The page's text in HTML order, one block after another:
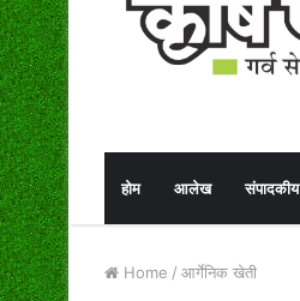
होम आलेख संपादकीय
Home / आर्गेनिक खेती